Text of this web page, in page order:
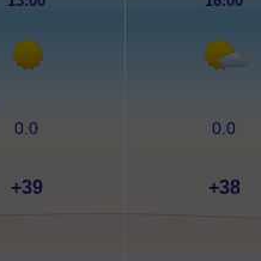
0.0 0.0
+39 +38